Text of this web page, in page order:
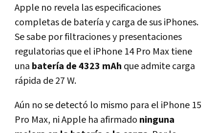
Apple no revela las especificaciones
completas de batería y carga de sus iPhones.
Se sabe por filtraciones y presentaciones
regulatorias que el iPhone 14 Pro Max tiene
una batería de 4323 mAh que admite carga
rápida de 27 W.
Aún no se detectó lo mismo para el iPhone 15
Pro Max, ni Apple ha afirmado ninguna